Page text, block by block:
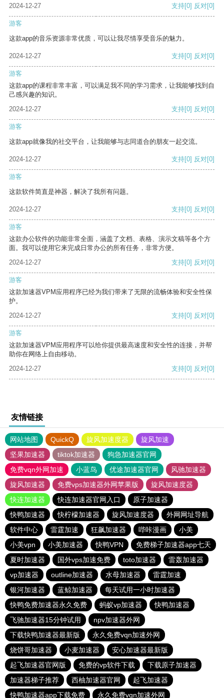
2024-12-27
支持[0] 反对[0]
游客
这款app的音乐资源非常优质，可以让我尽情享受音乐的魅力。
2024-12-27 支持[0] 反对[0]
游客
这款app的课程非常丰富，可以满足我不同的学习需求，让我能够找到自
己感兴趣的知识。
2024-12-27
支持[0] 反对[0]
游客
这款app就像我的社交平台，让我能够与志同道合的朋友一起交流。
2024-12-27 支持[0] 反对[0]
游客
这款软件简直是神器，解决了我所有问题。
2024-12-27 支持[0] 反对[0]
游客
这款办公软件的功能非常全面，涵盖了文档、表格、演示文稿等各个方
面。我可以使用它来完成日常办公的所有任务，非常方便。
2024-12-27
支持[0] 反对[0]
游客
这款加速器VPM应用程序已经为我们带来了无限的流畅体验和安全性保
护。
2024-12-27
支持[0] 反对[0]
游客
这款加速器VPM应用程序可以给你提供最高速度和安全性的连接，并帮
助你在网络上自由移动。
2024-12-27
支持[0] 反对[0]
友情链接
网站地图 QuickQ 旋风加速度器
旋风加速
坚果加速器
tiktok加速器
狗急加速器官网
免费vqn外网加速
小蓝鸟 优途加速器官网
风驰加速器
旋风加速器
免费vps加速器外网苹果版
旋风加速度器
快连加速器
快连加速器官网入口
原子加速器
快鸭加速器
快柠檬加速器 旋风加速度器
外网网址导航
软件中心
雷霆加速 狂飙加速器 哔咔漫画
小美
小美vpn
小美加速器 快鸭VPN
免费梯子加速器app七天
夏时加速器
国外vps加速免费 toto加速器
雷轰加速器
vp加速器
outline加速器 水母加速器
雷霆加速
银河加速器
蓝鲸加速器
每天试用一小时加速器
快鸭免费加速器永久免费
蚂蚁vp加速器
快鸭加速器
飞驰加速器15分钟试用
npv加速器外网
下载快鸭加速器最新版
永久免费vqn加速外网
烧饼哥加速器
小麦加速器
安心加速器最新版
起飞加速器官网版
免费的vp软件下载
下载原子加速器
加速器梯子推荐
西柚加速器官网
起飞加速器
快鸭加速器app下载免费
永久免费vqn加速外网